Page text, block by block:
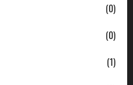
(0)
(0)
(1)